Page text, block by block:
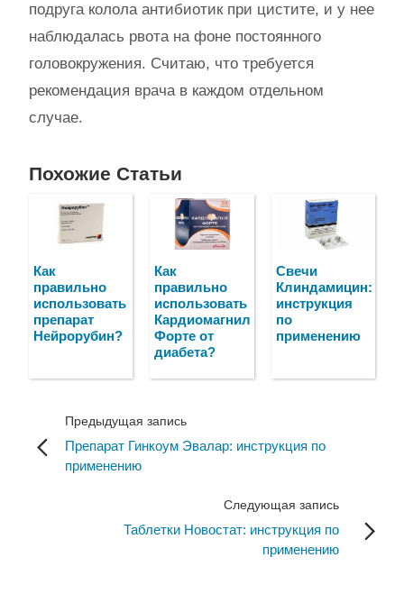
подруга колола антибиотик при цистите, и у нее
наблюдалась рвота на фоне постоянного
головокружения. Считаю, что требуется
рекомендация врача в каждом отдельном
случае.
Похожие Статьи
Как
правильно
использовать
препарат
Нейрорубин?
Как
правильно
использовать
Кардиомагнил
Форте от
диабета?
Свечи
Клиндамицин:
инструкция
по
применению
Предыдущая запись
Препарат Гинкоум Эвалар: инструкция по
применению
Следующая запись
Таблетки Новостат: инструкция по
применению